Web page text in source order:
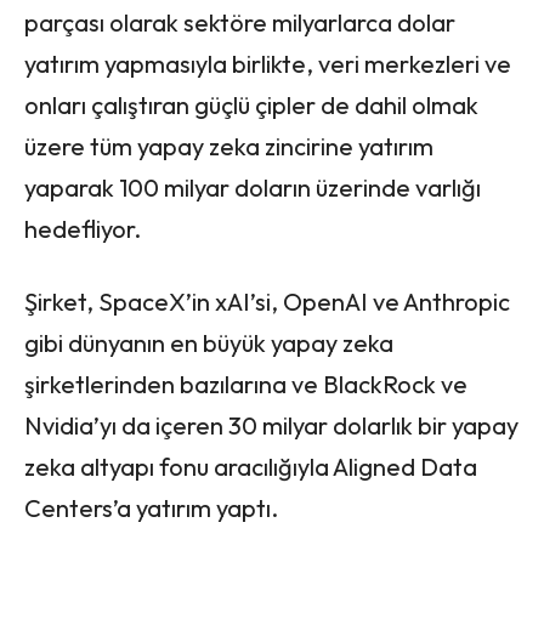
parçası olarak sektöre milyarlarca dolar
yatırım yapmasıyla birlikte, veri merkezleri ve
onları çalıştıran güçlü çipler de dahil olmak
üzere tüm yapay zeka zincirine yatırım
yaparak 100 milyar doların üzerinde varlığı
hedefliyor.
Şirket, SpaceX’in xAI’si, OpenAI ve Anthropic
gibi dünyanın en büyük yapay zeka
şirketlerinden bazılarına ve BlackRock ve
Nvidia’yı da içeren 30 milyar dolarlık bir yapay
zeka altyapı fonu aracılığıyla Aligned Data
Centers’a yatırım yaptı.